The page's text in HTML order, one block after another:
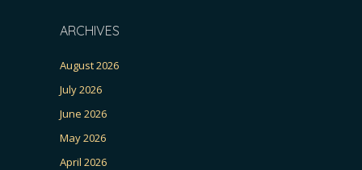
ARCHIVES
August 2026
July 2026
June 2026
May 2026
April 2026